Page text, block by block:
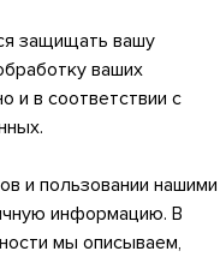
защищать вашу
ваших
и в соответствии с
и пользовании нашими
информацию. В
мы описываем,